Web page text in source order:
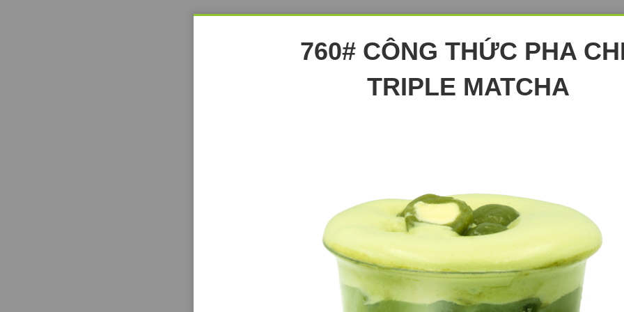
760# CÔNG THỨC PHA
TRIPLE MATCHA